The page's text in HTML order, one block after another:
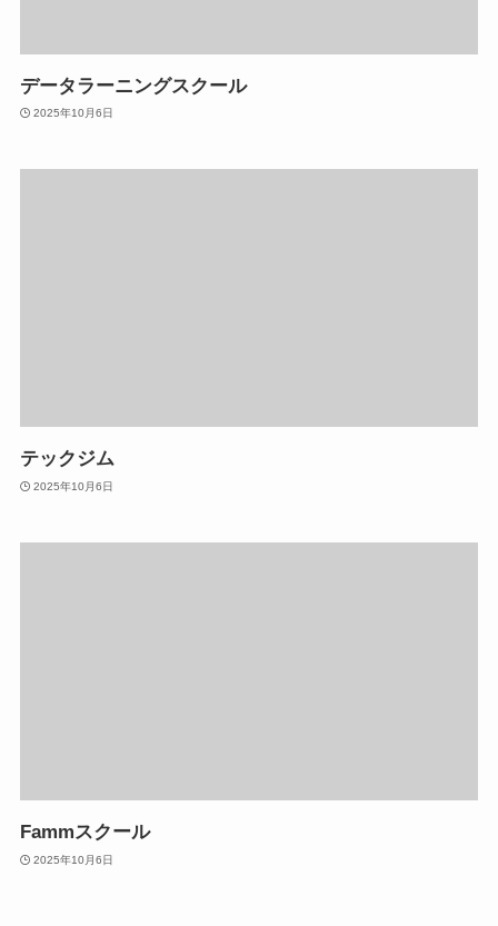
データラーニングスクール
2025年10月6日
テックジム
2025年10月6日
Fammスクール
2025年10月6日